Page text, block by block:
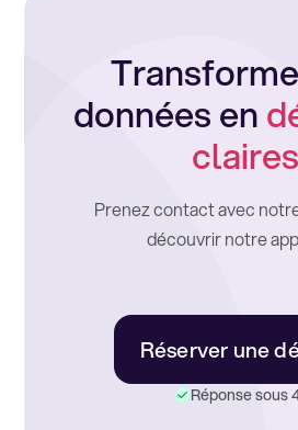
données en
claires
Prenez contact avec
découvrir notre
Réserver une
Réponse sous